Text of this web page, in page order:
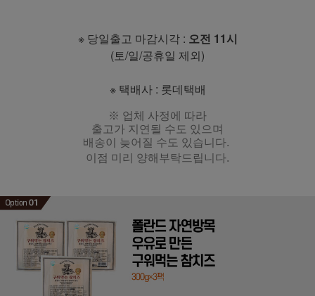
※ 당일출고 마감시각 : 오전 11시
(토/일/공휴일 제외)
※ 택배사 : 롯데택배
※ 업체 사정에 따라
출고가 지연될 수도 있으며
배송이 늦어질 수도 있습니다.
이점 미리 양해부탁드립니다.